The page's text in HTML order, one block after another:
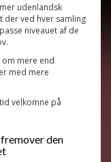
udenlandsk
der ved hver samling
niveauet af de
mere end
med mere
velkomne på
den